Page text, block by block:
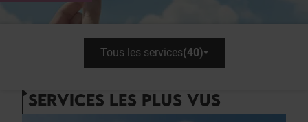
Tous les services(40)
SERVICES LES PLUS VUS